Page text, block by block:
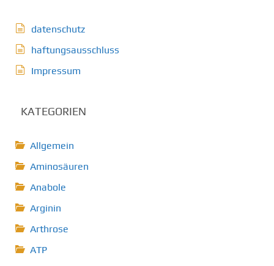
datenschutz
haftungsausschluss
Impressum
KATEGORIEN
Allgemein
Aminosäuren
Anabole
Arginin
Arthrose
ATP